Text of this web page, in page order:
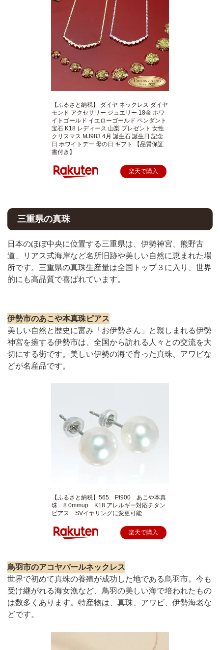
【ふるさと納税】 ダイヤ ネックレス ダイヤ
モンド アクセサリー ジュエリー 18金 ホワ
イトゴールド イエローゴールド ペンダント
宝石 K18 レディース 山梨 プレゼント 女性
クリスマス MJ983 4月 誕生石 誕生日 記念
日 ホワイトデー 母の日 ギフト 【品質保証
書付き】
楽天で購入
三重県の真珠
日本のほぼ中央に位置する三重県は、伊勢神宮、熊野古
道、リアス式海岸など名所旧跡や美しい自然に恵まれた場
所です。三重県の真珠生産量は全国トップ３に入り、世界
的にも高品質で喜ばれています。
伊勢市のあこや本真珠ピアス
美しい自然と歴史に富み「お伊勢さん」と親しまれる伊勢
神宮を擁する伊勢市は、全国から訪れる人々との交流を大
切にする街です。美しい伊勢の海で育った真珠、アワビな
どが名産品です。
【ふるさと納税】565 Pt900 あこや本真
珠 8.0mmup K18 アレルギー対応チタン
ピアス SVイヤリングに変更可能
楽天で購入
鳥羽市のアコヤパールネックレス
世界で初めて真珠の養殖が成功した地である鳥羽市。今も
受け継がれる海女漁など、鳥羽の美しい海で培われたもの
は数多くあります。特産物は、真珠、アワビ、伊勢海老な
どです。